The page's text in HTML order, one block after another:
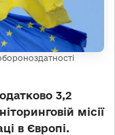
3,2
місії
в Європі.